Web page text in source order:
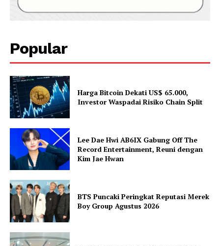
Popular
Harga Bitcoin Dekati US$ 65.000,
Investor Waspadai Risiko Chain Split
Lee Dae Hwi AB6IX Gabung Off The
Record Entertainment, Reuni dengan
Kim Jae Hwan
BTS Puncaki Peringkat Reputasi Merek
Boy Group Agustus 2026